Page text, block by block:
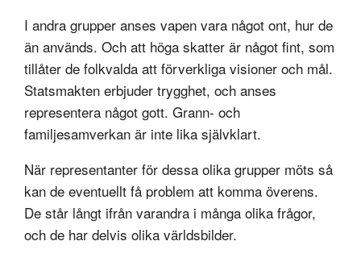
I andra grupper anses vapen vara något ont, hur de
än används. Och att höga skatter är något fint, som
tillåter de folkvalda att förverkliga visioner och mål.
Statsmakten erbjuder trygghet, och anses
representera något gott. Grann- och
familjesamverkan är inte lika självklart.
När representanter för dessa olika grupper möts så
kan de eventuellt få problem att komma överens.
De står långt ifrån varandra i många olika frågor,
och de har delvis olika världsbilder.